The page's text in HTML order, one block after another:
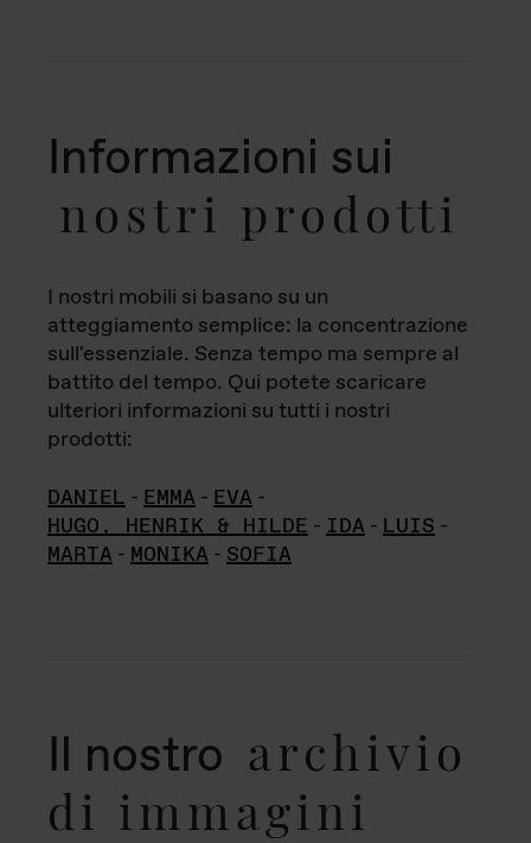
Informazioni sui
nostri prodotti
I nostri mobili si basano su un
atteggiamento semplice: la concentrazione
sull'essenziale. Senza tempo ma sempre al
battito del tempo. Qui potete scaricare
ulteriori informazioni su tutti i nostri
prodotti:
DANIEL - EMMA - EVA -
HUGO, HENRIK & HILDE - IDA - LUIS -
MARTA - MONIKA - SOFIA
Il nostro archivio
di immagini